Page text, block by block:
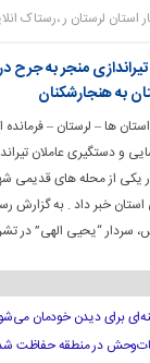
استان لرستان ر ،رستاک
۴ عامل تیراندازی منجر به
به هنجارشکنان
ها – لرستان – فرمانده
یکی از محله های قدیمی
استان خبر داد . به گزارش
سردار “یحیی الهی” در
برای دیدن خودمان
در منطقه حفاظت